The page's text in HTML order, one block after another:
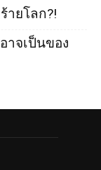
ายโลก?!
าจเป็นของ